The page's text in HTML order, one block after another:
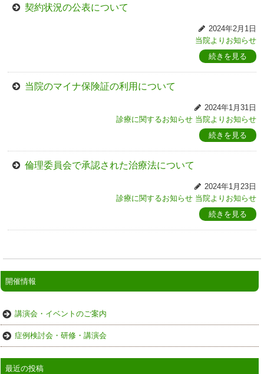
契約状況の公表について
2024年2月1日
当院よりお知らせ
続きを見る
当院のマイナ保険証の利用について
2024年1月31日
診療に関するお知らせ 当院よりお知らせ
続きを見る
倫理委員会で承認された治療法について
2024年1月23日
診療に関するお知らせ 当院よりお知らせ
続きを見る
開催情報
講演会・イベントのご案内
症例検討会・研修・講演会
最近の投稿